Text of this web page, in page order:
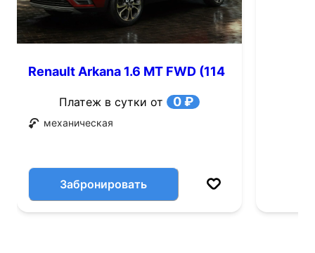
Renault Arkana 1.6 MT FWD (114
Платеж в сутки от 0 ₽
механическая
Забронировать